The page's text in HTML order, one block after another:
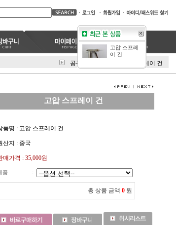
공구 고압 스프레이 건
고압 스프레이 건
품명 : 고압 스프레이 건
산지 : 중국
매가격 : 35,000원
품 :
총 상품 금액 0 원
고압 스프레
이 건